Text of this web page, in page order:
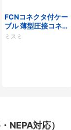
FCNコネクタ付ケー
ブル 薄型圧接コネク
タタイプ
ミスミ
NEPA対応）